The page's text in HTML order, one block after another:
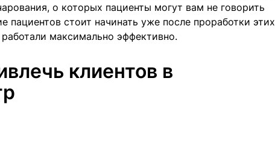
о которых пациенты могут вам не говорить
пациентов стоит начинать уже после проработки этих
максимально эффективно.
клиентов в